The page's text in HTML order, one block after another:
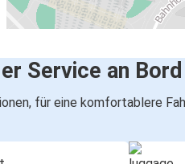
Service an Bord
für eine komfortablere